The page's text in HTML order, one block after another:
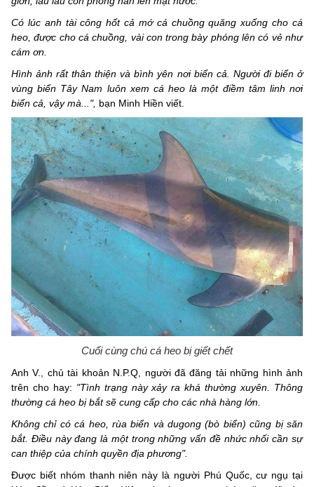
Có lúc anh tài công hốt cả mớ cá chuồng quăng xuống cho cá
heo, được cho cá chuồng, vài con trong bày phóng lên có vẻ như
cám ơn.
Hình ảnh rất thân thiện và bình yên nơi biển cả. Người đi biển ở
vùng biển Tây Nam luôn xem cá heo là một điềm tâm linh nơi
biển cả, vậy mà...", bạn Minh Hiền viết.
Cuối cùng chú cá heo bị giết chết
Anh V., chủ tài khoản N.P.Q, người đã đăng tải những hình ảnh
trên cho hay: "Tình trạng này xảy ra khá thường xuyên. Thông
thường cá heo bị bắt sẽ cung cấp cho các nhà hàng lớn.
Không chỉ có cá heo, rùa biển và dugong (bò biển) cũng bị săn
bắt. Điều này đang là một trong những vấn đề nhức nhối cần sự
can thiệp của chính quyền địa phương".
Được biết nhóm thanh niên này là người Phú Quốc, cư ngụ tại